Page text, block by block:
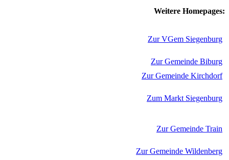
Weitere Homepages:
Zur VGem Siegenburg
Zur Gemeinde Biburg
Zur Gemeinde Kirchdorf
Zum Markt Siegenburg
Zur Gemeinde Train
Zur Gemeinde Wildenberg